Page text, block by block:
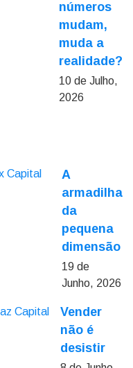
números
mudam,
muda a
realidade?
10 de Julho,
2026
A
armadilha
da
pequena
dimensão
19 de
Junho, 2026
Vender
não é
desistir